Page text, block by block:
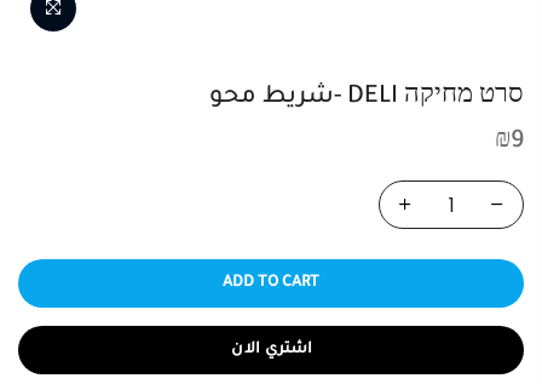
סרט מחיקה DELI -شريط محو
₪9
ADD TO CART
اشتري الان